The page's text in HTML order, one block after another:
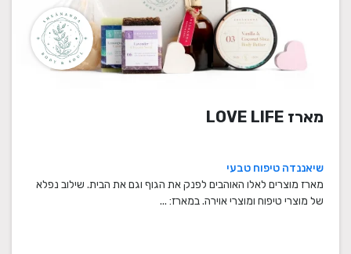
מארז LOVE LIFE
שיאננדה טיפוח טבעי
מארז מוצרים לאלו האוהבים לפנק את הגוף וגם את הבית. שילוב נפלא
של מוצרי טיפוח ומוצרי אוירה. במארז: ...